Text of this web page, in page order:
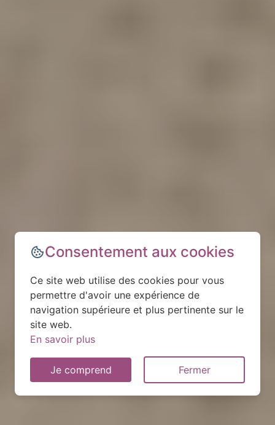
Consentement aux cookies
Ce site web utilise des cookies pour vous
permettre d'avoir une expérience de
navigation supérieure et plus pertinente sur le
site web.
En savoir plus
Je comprend Fermer